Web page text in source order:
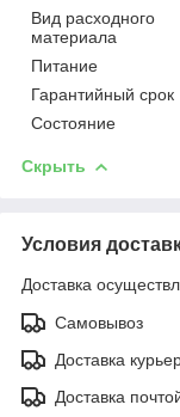
Вид расходного
материала
Питание
Гарантийный срок
Состояние
Скрыть
Условия
Доставка
Самовывоз
Доставка
Доставка